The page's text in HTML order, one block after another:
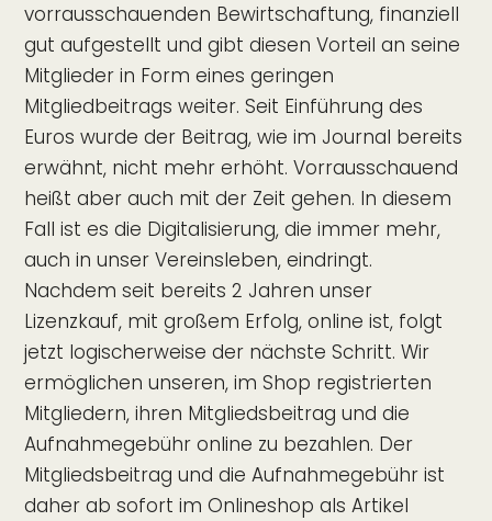
vorrausschauenden Bewirtschaftung, finanziell
gut aufgestellt und gibt diesen Vorteil an seine
Mitglieder in Form eines geringen
Mitgliedbeitrags weiter. Seit Einführung des
Euros wurde der Beitrag, wie im Journal bereits
erwähnt, nicht mehr erhöht. Vorrausschauend
heißt aber auch mit der Zeit gehen. In diesem
Fall ist es die Digitalisierung, die immer mehr,
auch in unser Vereinsleben, eindringt.
Nachdem seit bereits 2 Jahren unser
Lizenzkauf, mit großem Erfolg, online ist, folgt
jetzt logischerweise der nächste Schritt. Wir
ermöglichen unseren, im Shop registrierten
Mitgliedern, ihren Mitgliedsbeitrag und die
Aufnahmegebühr online zu bezahlen. Der
Mitgliedsbeitrag und die Aufnahmegebühr ist
daher ab sofort im Onlineshop als Artikel